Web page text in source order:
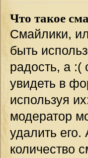
Что такое
Смайлики,
быть
радость, а :(
увидеть в
используя
модератор
удалить
количество